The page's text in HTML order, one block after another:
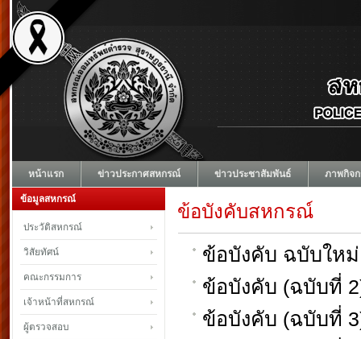
หน้าแรก ข่าวประกาศสหกรณ์ ข่าวประชาสัมพันธ์ ภาพกิจก
ข้อบังคับสหกรณ์
ข้อบังคับ ฉบับให
ข้อบังคับ (ฉบับที่
ข้อบังคับ (ฉบับที่
ข้อมูลสหกรณ์
ประวัติสหกรณ์
วิสัยทัศน์
คณะกรรมการ
เจ้าหน้าที่สหกรณ์
ผู้ตรวจสอบ